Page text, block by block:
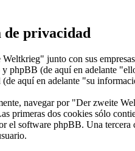
privacidad
junto con sus
phpBB (de aquí en adelante
aquí en adelante "su
navegar por "Der zweite
primeras dos cookies sólo
el software phpBB. Una